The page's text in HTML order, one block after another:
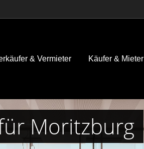
& Vermieter Käufer & Mieter
Moritzburg